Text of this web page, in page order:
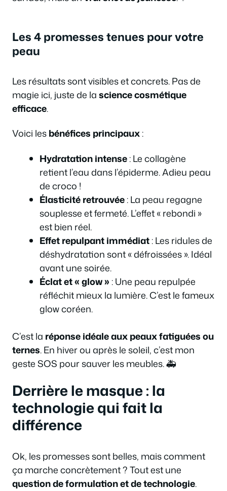
Les 4 promesses tenues pour votre
peau
Les résultats sont visibles et concrets. Pas de
magie ici, juste de lascience cosmétique
efficace.
Voici lesbénéfices principaux:
Hydratation intense: Le collagène
retient l’eau dans l’épiderme. Adieu peau
de croco !
Élasticité retrouvée: La peau regagne
souplesse et fermeté. L’effet « rebondi »
est bien réel.
Effet repulpant immédiat: Les ridules de
déshydratation sont « défroissées ». Idéal
avant une soirée.
Éclat et « glow » : Une peau repulpée
réfléchit mieux la lumière. C’est le fameux
glow coréen.
C’est la réponse idéale aux peaux fatiguées ou
ternes. En hiver ou après le soleil, c’est mon
geste SOS pour sauver les meubles. 🚑
Derrière le masque : la
technologie qui fait la
différence
Ok, les promesses sont belles, mais comment
ça marche concrètement ? Tout est une
question de formulation et de technologie.